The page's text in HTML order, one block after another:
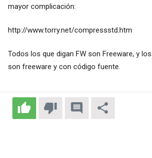
mayor complicación:
http://www.torry.net/compressstd.htm
Todos los que digan FW son Freeware, y
son freeware y con código fuente.